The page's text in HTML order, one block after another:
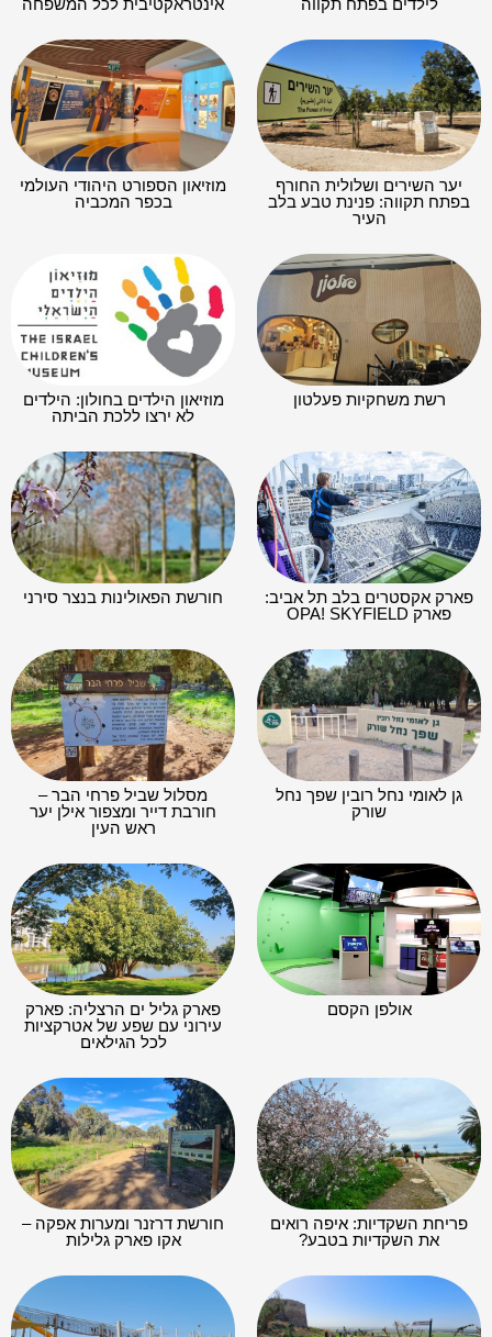
לילדים בפתח תקווה אינטראקטיבית לכל המשפחה
יער השירים ושלולית החורף
בפתח תקווה: פנינת טבע בלב
העיר
מוזיאון הספורט היהודי העולמי
בכפר המכביה
רשת משחקיות פעלטון
מוזיאון הילדים בחולון: הילדים
לא ירצו ללכת הביתה
פארק אקסטרים בלב תל אביב:
פארק OPA! SKYFIELD
חורשת הפאולינות בנצר סירני
גן לאומי נחל רובין שפך נחל
שורק
מסלול שביל פרחי הבר –
חורבת דייר ומצפור אילן יער
ראש העין
אולפן הקסם
פארק גליל ים הרצליה: פארק
עירוני עם שפע של אטרקציות
לכל הגילאים
פריחת השקדיות: איפה רואים
את השקדיות בטבע?
חורשת דרזנר ומערות אפקה –
אקו פארק גלילות